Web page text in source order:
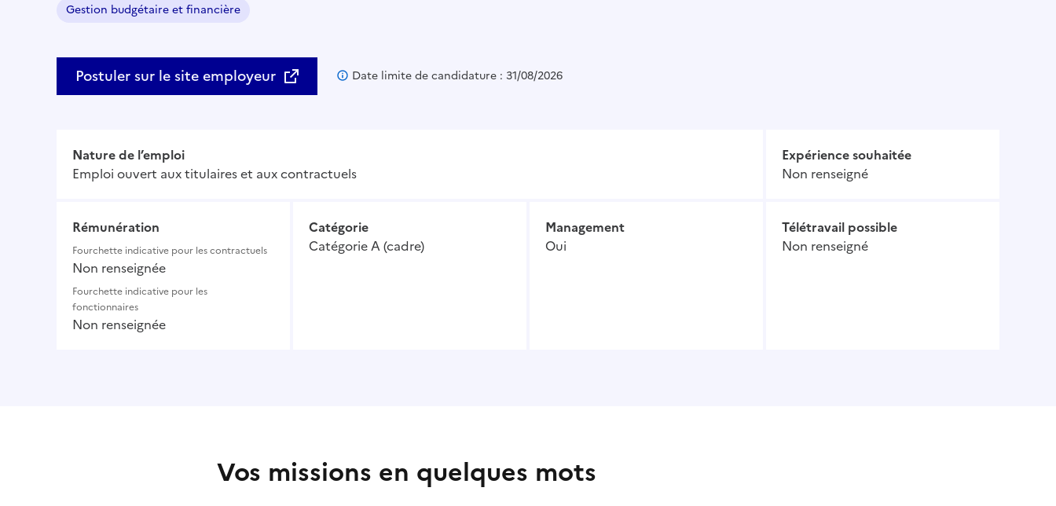
Gestion budgétaire et financière
Postuler sur le site employeur Date limite de candidature : 31/08/2026
Nature de l’emploi
Emploi ouvert aux titulaires et aux contractuels
Expérience souhaitée
Non renseigné
Rémunération
Fourchette indicative pour les contractuels
Non renseignée
Fourchette indicative pour les
fonctionnaires
Non renseignée
Catégorie
Catégorie A (cadre)
Management
Oui
Télétravail possible
Non renseigné
Vos missions en quelques mots